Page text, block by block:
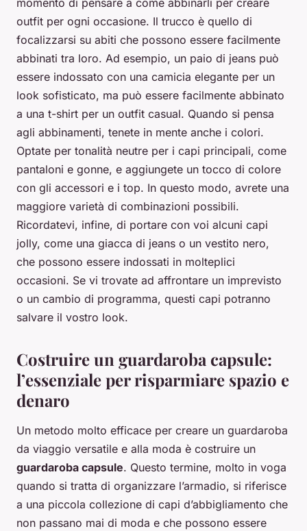
momento di pensare a come abbinarli per creare
outfit per ogni occasione. Il trucco è quello di
focalizzarsi su abiti che possono essere facilmente
abbinati tra loro. Ad esempio, un paio di jeans può
essere indossato con una camicia elegante per un
look sofisticato, ma può essere facilmente abbinato
a una t-shirt per un outfit casual. Quando si pensa
agli abbinamenti, tenete in mente anche i colori.
Optate per tonalità neutre per i capi principali, come
pantaloni e gonne, e aggiungete un tocco di colore
con gli accessori e i top. In questo modo, avrete una
maggiore varietà di combinazioni possibili.
Ricordatevi, infine, di portare con voi alcuni capi
jolly, come una giacca di jeans o un vestito nero,
che possono essere indossati in molteplici
occasioni. Se vi trovate ad affrontare un imprevisto
o un cambio di programma, questi capi potranno
salvare il vostro look.
Costruire un guardaroba capsule:
l’essenziale per risparmiare spazio e
denaro
Un metodo molto efficace per creare un guardaroba
da viaggio versatile e alla moda è costruire un
guardaroba capsule. Questo termine, molto in voga
quando si tratta di organizzare l’armadio, si riferisce
a una piccola collezione di capi d’abbigliamento che
non passano mai di moda e che possono essere